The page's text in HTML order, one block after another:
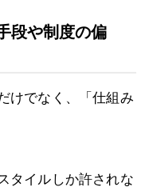
段や制度の偏
けでなく、「仕組み
タイルしか許されな